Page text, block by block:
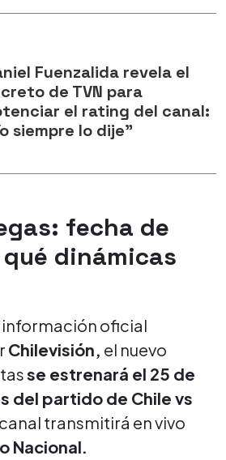
Fuenzalida revela el
de TVN para
el rating del canal:
siempre lo dije"
fecha de
dinámicas
información oficial
Chilevisión, el nuevo
se estrenará el 25 de
del partido de Chile vs
transmitirá en vivo
Nacional.